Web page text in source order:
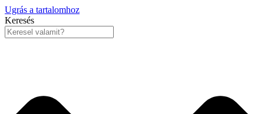
Ugrás a tartalomhoz
Keresés